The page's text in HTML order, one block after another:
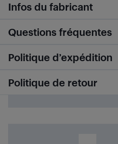
Infos du fabricant
Questions fréquentes
Politique d’expédition
Politique de retour